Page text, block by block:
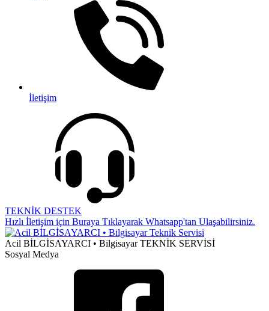
İletişim
TEKNİK DESTEK
Hızlı İletişim için Buraya Tıklayarak Whatsapp'tan Ulaşabilirsiniz.
Acil BİLGİSAYARCI • Bilgisayar TEKNİK SERVİSİ
Sosyal Medya